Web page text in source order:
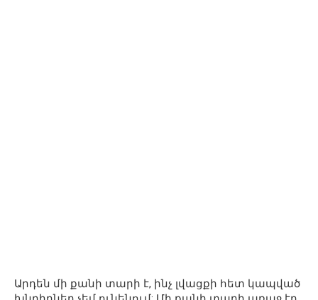
Արդեն մի քանի տարի է, ինչ լվացքի հետ կապված